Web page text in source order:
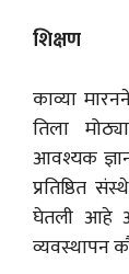
शिक्षण
काव्या
तिला
आवश्यक
प्रतिष्ठित
घेतली आहे
व्यवस्थापन